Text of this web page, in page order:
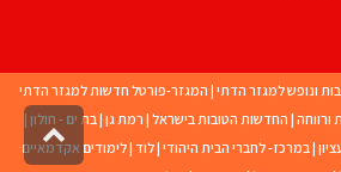
ונופש למגזר הדתי | המגזר-פורטל חדשות למגזר הדתי
ורווחה | החדשות הטובות בישראל | רמת גן |בת ים - חולון |
|במרכז- לחברי הבית היהודי |לוד |לימודים אקדמאיים